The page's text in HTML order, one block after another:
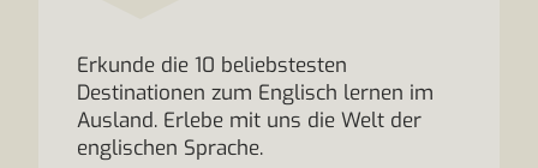
Erkunde die 10 beliebstesten
Destinationen zum Englisch lernen im
Ausland. Erlebe mit uns die Welt der
englischen Sprache.